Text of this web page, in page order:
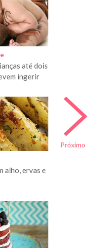
Próximo
até dois
ingerir
alho, ervas e